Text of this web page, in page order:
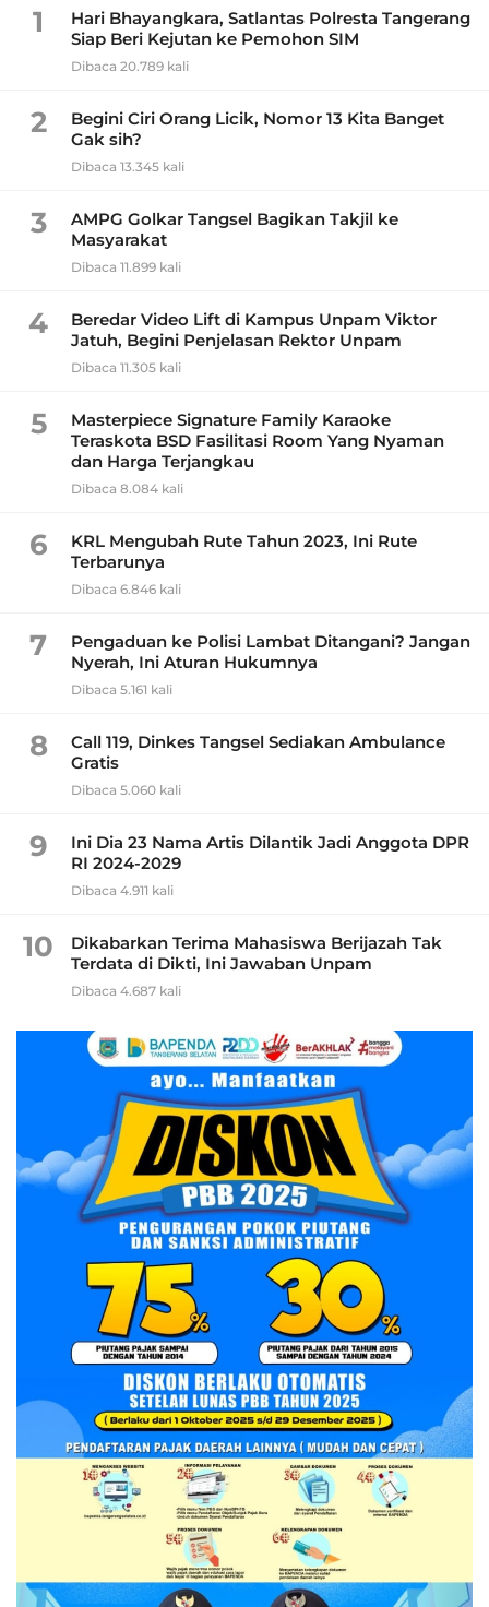
1
Hari Bhayangkara, Satlantas Polresta Tangerang
Siap Beri Kejutan ke Pemohon SIM
Dibaca 20.789 kali
2
Begini Ciri Orang Licik, Nomor 13 Kita Banget
Gak sih?
Dibaca 13.345 kali
3
AMPG Golkar Tangsel Bagikan Takjil ke
Masyarakat
Dibaca 11.899 kali
4
Beredar Video Lift di Kampus Unpam Viktor
Jatuh, Begini Penjelasan Rektor Unpam
Dibaca 11.305 kali
5
Masterpiece Signature Family Karaoke
Teraskota BSD Fasilitasi Room Yang Nyaman
dan Harga Terjangkau
Dibaca 8.084 kali
6
KRL Mengubah Rute Tahun 2023, Ini Rute
Terbarunya
Dibaca 6.846 kali
7
Pengaduan ke Polisi Lambat Ditangani? Jangan
Nyerah, Ini Aturan Hukumnya
Dibaca 5.161 kali
8
Call 119, Dinkes Tangsel Sediakan Ambulance
Gratis
Dibaca 5.060 kali
9
Ini Dia 23 Nama Artis Dilantik Jadi Anggota DPR
RI 2024-2029
Dibaca 4.911 kali
10
Dikabarkan Terima Mahasiswa Berijazah Tak
Terdata di Dikti, Ini Jawaban Unpam
Dibaca 4.687 kali